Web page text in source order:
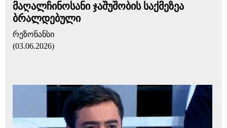
მაღალჩინოსანი ჯაშუშობის საქმეზეა
ბრალდებული
რეზონანსი
(03.06.2026)